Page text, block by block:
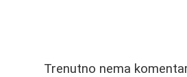
Trenutno nema